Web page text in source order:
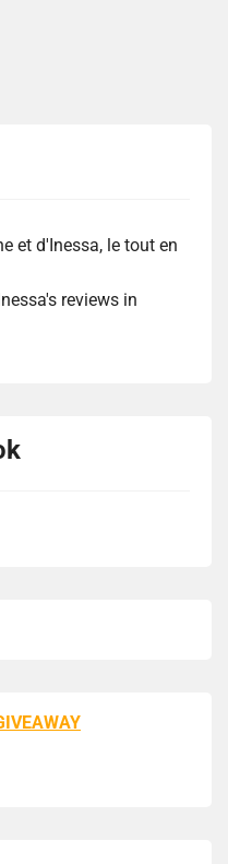
et d'Inessa, le tout en
reviews in